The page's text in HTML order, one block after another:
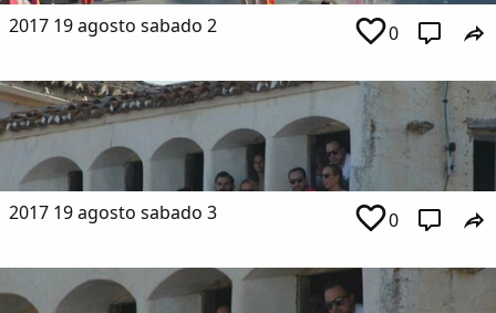
2017 19 agosto sabado 2 0
2017 19 agosto sabado 3 0